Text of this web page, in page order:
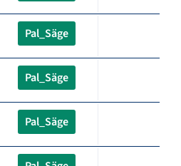
Pal_Säge
Pal_Säge
Pal_Säge